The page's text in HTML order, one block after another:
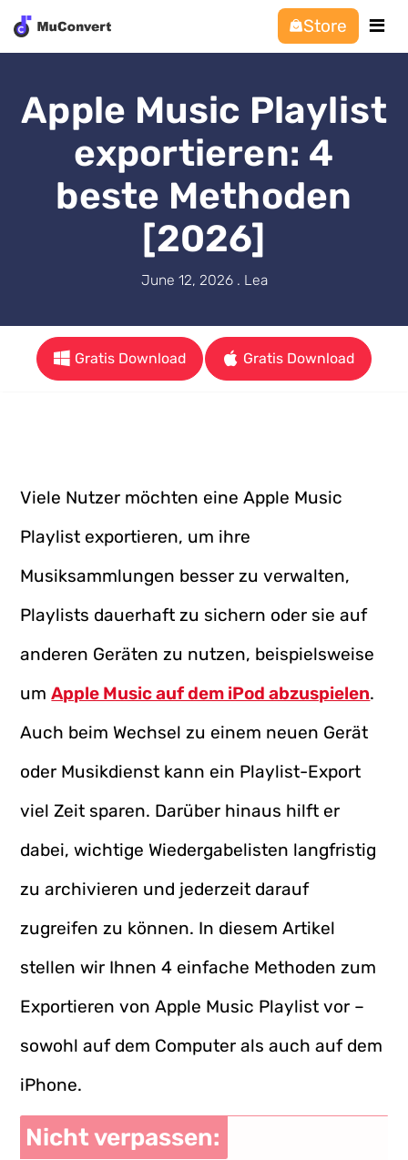
Store
Apple Music Playlist
exportieren: 4
beste Methoden
[2026]
June 12, 2026 . Lea
Gratis Download Gratis Download
Viele Nutzer möchten eine Apple Music
Playlist exportieren, um ihre
Musiksammlungen besser zu verwalten,
Playlists dauerhaft zu sichern oder sie auf
anderen Geräten zu nutzen, beispielsweise
umApple Music auf dem iPod abzuspielen.
Auch beim Wechsel zu einem neuen Gerät
oder Musikdienst kann ein Playlist-Export
viel Zeit sparen. Darüber hinaus hilft er
dabei, wichtige Wiedergabelisten langfristig
zu archivieren und jederzeit darauf
zugreifen zu können. In diesem Artikel
stellen wir Ihnen 4 einfache Methoden zum
Exportieren von Apple Music Playlist vor –
sowohl auf dem Computer als auch auf dem
iPhone.
Nicht verpassen: